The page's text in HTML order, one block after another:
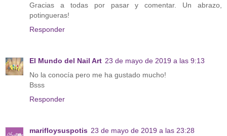
Gracias a todas por pasar y comentar. Un abrazo,
potingueras!
Responder
El Mundo del Nail Art 23 de mayo de 2019 a las 9:13
No la conocía pero me ha gustado mucho!
Bsss
Responder
marifloysuspotis 23 de mayo de 2019 a las 23:28